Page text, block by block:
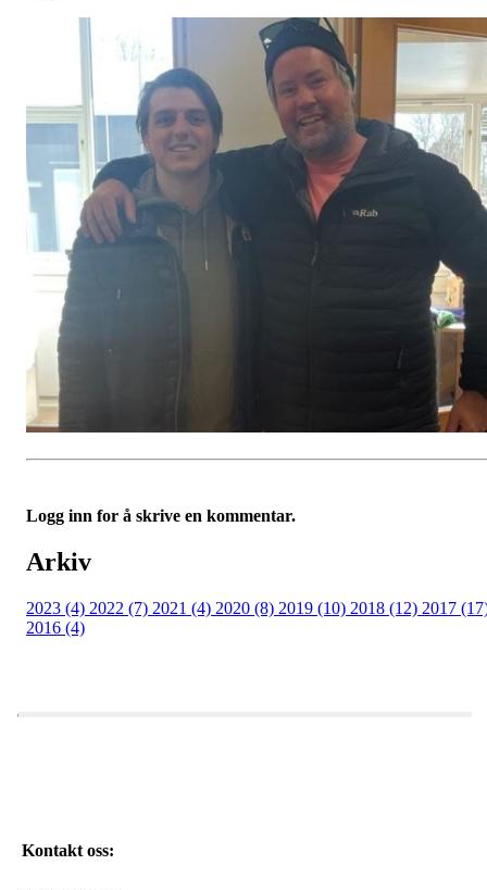
Logg inn for å skrive en kommentar.
Arkiv
2023 (4) 2022 (7) 2021 (4) 2020 (8) 2019 (10) 2018 (12) 2017
2016 (4)
Kontakt oss: